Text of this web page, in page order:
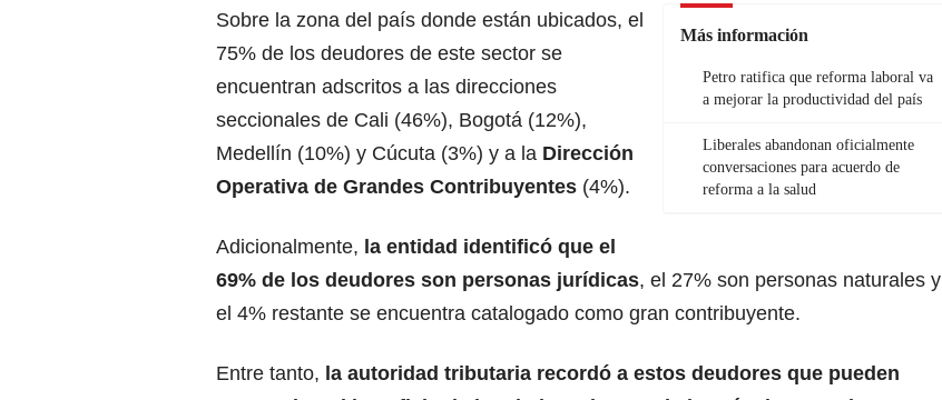
Más información
Petro ratifica que reforma laboral va
a mejorar la productividad del país
Liberales abandonan oficialmente
conversaciones para acuerdo de
reforma a la salud
Sobre la zona del país donde están ubicados, el
75% de los deudores de este sector se
encuentran adscritos a las direcciones
seccionales de Cali (46%), Bogotá (12%),
Medellín (10%) y Cúcuta (3%) y a la Dirección
Operativa de Grandes Contribuyentes (4%).
Adicionalmente, la entidad identificó que el
69% de los deudores son personas jurídicas, el 27% son personas naturales y
el 4% restante se encuentra catalogado como gran contribuyente.
Entre tanto, la autoridad tributaria recordó a estos deudores que pueden